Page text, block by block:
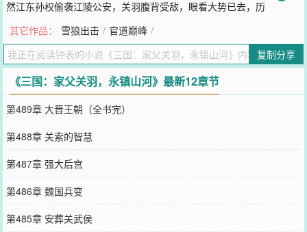
然江东孙权偷袭江陵公安，关羽腹背受敌，眼看大势已去，历
名将美女，发展现代军事，打造最牛铁军。关兴本来只是想救父亲，
一不小心夺了天下。
您要是觉得《三国：家父关羽，永镇山河》还不错的话请不要忘记向
您QQ群和微博微信里的朋友推荐哦！
其它作品： 雪狼出击 / 官道巅峰 /
复制分享
《三国：家父关羽，永镇山河》最新12章节
第489章 大晋王朝（全书完）
第488章 关索的智慧
第487章 强大后宫
第486章 魏国兵变
第485章 安葬关武侯